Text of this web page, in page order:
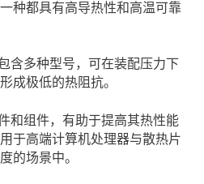
种都具有高导热性和高温可靠
含多种型号，可在装配压力下
成极低的热阻抗。
和组件，有助于提高其热性能
于高端计算机处理器与散热片
的场景中。